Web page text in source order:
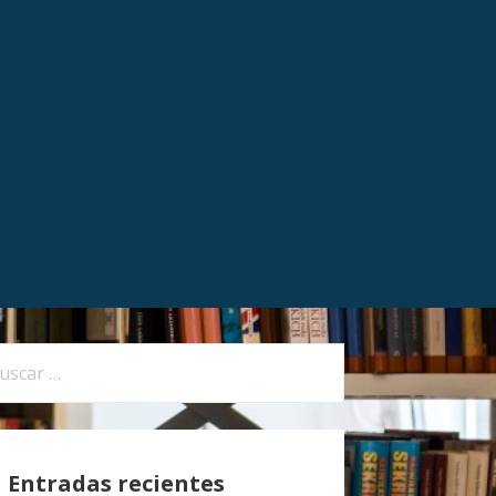
Entradas recientes